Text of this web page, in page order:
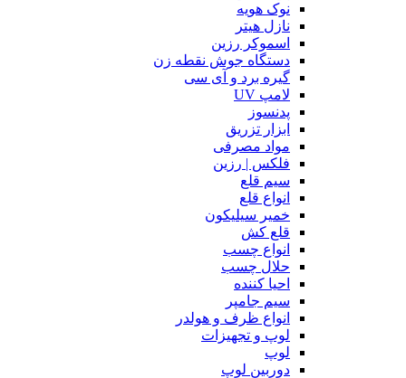
نوک هویه
نازل هیتر
اسموکر رزین
دستگاه جوش نقطه زن
گیره برد و آی سی
لامپ UV
پدنسوز
ابزار تزریق
مواد مصرفی
فلکس | رزین
سیم قلع
انواع قلع
خمیر سیلیکون
قلع کش
انواع چسب
حلال چسب
احیا کننده
سیم جامپر
انواع ظرف و هولدر
لوپ و تجهیزات
لوپ
دوربین لوپ